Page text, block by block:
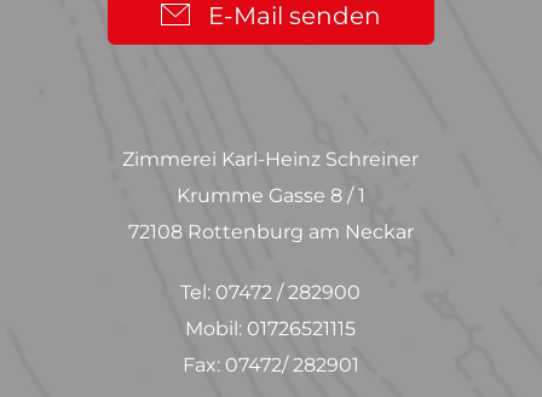
E-Mail senden
Zimmerei Karl-Heinz Schreiner
Krumme Gasse 8 / 1
72108 Rottenburg am Neckar
Tel: 07472 / 282900
Mobil: 01726521115
Fax: 07472/ 282901